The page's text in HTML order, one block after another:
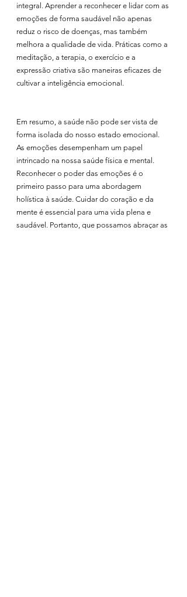
integral. Aprender a reconhecer e lidar com as
emoções de forma saudável não apenas
reduz o risco de doenças, mas também
melhora a qualidade de vida. Práticas como a
meditação, a terapia, o exercício e a
expressão criativa são maneiras eficazes de
cultivar a inteligência emocional.
Em resumo, a saúde não pode ser vista de
forma isolada do nosso estado emocional.
As emoções desempenham um papel
intrincado na nossa saúde física e mental.
Reconhecer o poder das emoções é o
primeiro passo para uma abordagem
holística à saúde. Cuidar do coração e da
mente é essencial para uma vida plena e
saudável. Portanto, que possamos abraçar as